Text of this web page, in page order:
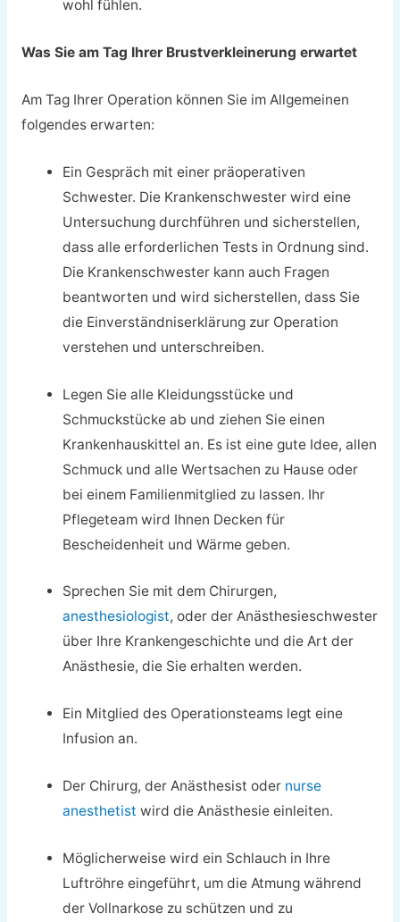
wohl fühlen.
Was Sie am Tag Ihrer Brustverkleinerung erwartet
Am Tag Ihrer Operation können Sie im Allgemeinen
folgendes erwarten:
Ein Gespräch mit einer präoperativen
Schwester. Die Krankenschwester wird eine
Untersuchung durchführen und sicherstellen,
dass alle erforderlichen Tests in Ordnung sind.
Die Krankenschwester kann auch Fragen
beantworten und wird sicherstellen, dass Sie
die Einverständniserklärung zur Operation
verstehen und unterschreiben.
Legen Sie alle Kleidungsstücke und
Schmuckstücke ab und ziehen Sie einen
Krankenhauskittel an. Es ist eine gute Idee, allen
Schmuck und alle Wertsachen zu Hause oder
bei einem Familienmitglied zu lassen. Ihr
Pflegeteam wird Ihnen Decken für
Bescheidenheit und Wärme geben.
Sprechen Sie mit dem Chirurgen,
anesthesiologist, oder der Anästhesieschwester
über Ihre Krankengeschichte und die Art der
Anästhesie, die Sie erhalten werden.
Ein Mitglied des Operationsteams legt eine
Infusion an.
Der Chirurg, der Anästhesist oder nurse
anesthetist wird die Anästhesie einleiten.
Möglicherweise wird ein Schlauch in Ihre
Luftröhre eingeführt, um die Atmung während
der Vollnarkose zu schützen und zu